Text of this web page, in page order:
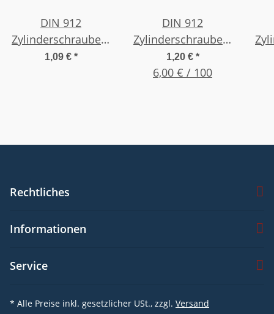
DIN 912
Zylinderschrauben,
Innensechskant -
1,09 € *
DIN 912
Zylinderschrauben,
Innensechskant -
Edelstahl A2 , M 3 x
1,20 € *
6,00 € / 100
Rechtliches
Informationen
Service
* Alle Preise inkl. gesetzlicher USt., zzgl. Versand